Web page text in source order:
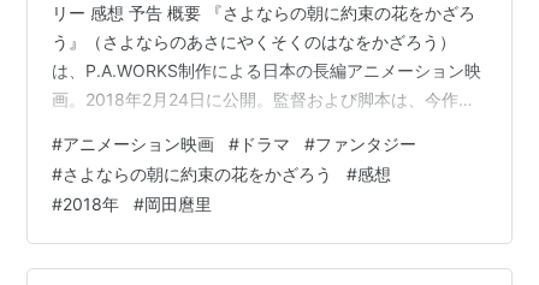
リー 感想 予告 概要 『さよならの朝に約束の花をかざろ
う』（さよならのあさにやくそくのはなをかざろう）
は、P.A.WORKS制作による日本の長編アニメーション映
画。2018年2月24日に公開。監督および脚本は、今作が
の成長が止まる不老長寿の種族イオルフの少女マキア
と、マキアに育てられ成長していく人間の少年エリアル
の物語。 引用元：https://ja.wikipedia.org/wiki/さよなら
の朝に約束の花をかざろう 「あの日見た花の名前を僕達
はまだ知らない。」「…
#アニメーション映画 # ドラマ #ファンタジー
#さよならの朝に約束の花をかざろう #感想
#2018年 #岡田麿里